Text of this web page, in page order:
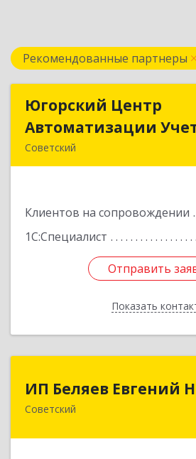
Рекомендованные партнеры
Югорский Центр
Автоматизации
Советский
Клиентов на сопровождении
1С:Специалист
Отправить
Показать
Отправить
Назад
ИП Беляев Евгений
Советский
ИП Беляев Евгений
628240, Ханты-Мансийский